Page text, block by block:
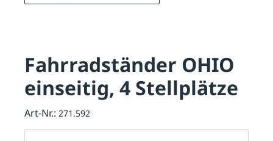
Fahrradständer OHIO
einseitig, 4 Stellplätze
Art-Nr.: 271.592